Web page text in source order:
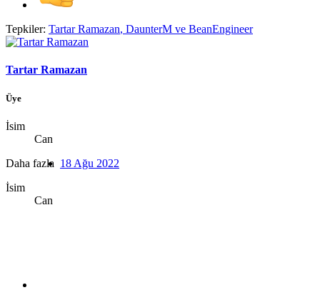
Tepkiler: Tartar Ramazan, DaunterM ve BeanEngineer
Tartar Ramazan
Üye
İsim
Can
Daha fazla
İsim
Can
18 Ağu 2022